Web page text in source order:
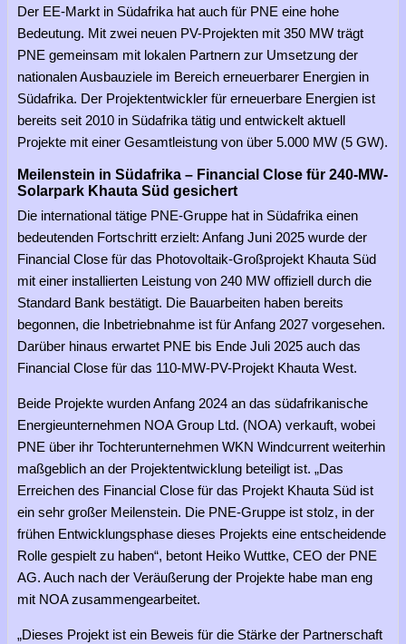
Der EE-Markt in Südafrika hat auch für PNE eine hohe
Bedeutung. Mit zwei neuen PV-Projekten mit 350 MW trägt
PNE gemeinsam mit lokalen Partnern zur Umsetzung der
nationalen Ausbauziele im Bereich erneuerbarer Energien in
Südafrika. Der Projektentwickler für erneuerbare Energien ist
bereits seit 2010 in Südafrika tätig und entwickelt aktuell
Projekte mit einer Gesamtleistung von über 5.000 MW (5 GW).
Meilenstein in Südafrika – Financial Close für 240-MW-
Solarpark Khauta Süd gesichert
Die international tätige PNE-Gruppe hat in Südafrika einen
bedeutenden Fortschritt erzielt: Anfang Juni 2025 wurde der
Financial Close für das Photovoltaik-Großprojekt Khauta Süd
mit einer installierten Leistung von 240 MW offiziell durch die
Standard Bank bestätigt. Die Bauarbeiten haben bereits
begonnen, die Inbetriebnahme ist für Anfang 2027 vorgesehen.
Darüber hinaus erwartet PNE bis Ende Juli 2025 auch das
Financial Close für das 110-MW-PV-Projekt Khauta West.
Beide Projekte wurden Anfang 2024 an das südafrikanische
Energieunternehmen NOA Group Ltd. (NOA) verkauft, wobei
PNE über ihr Tochterunternehmen WKN Windcurrent weiterhin
maßgeblich an der Projektentwicklung beteiligt ist. „Das
Erreichen des Financial Close für das Projekt Khauta Süd ist
ein sehr großer Meilenstein. Die PNE-Gruppe ist stolz, in der
frühen Entwicklungsphase dieses Projekts eine entscheidende
Rolle gespielt zu haben“, betont Heiko Wuttke, CEO der PNE
AG. Auch nach der Veräußerung der Projekte habe man eng
mit NOA zusammengearbeitet.
„Dieses Projekt ist ein Beweis für die Stärke der Partnerschaft